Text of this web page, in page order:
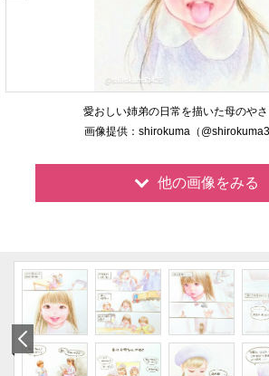
愛おしい姉弟の日常を描いた母のや
画像提供：shirokuma（
他の画像をみる